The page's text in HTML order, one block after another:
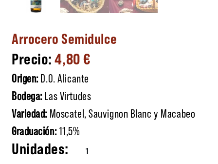
Arrocero Semidulce
4,80€
Origen:D.O. Alicante
Bodega:Las Virtudes
Variedad: Moscatel, Sauvignon Blanc y Macabeo
Graduación:11,5%
Arrocero Semidulce cantidad